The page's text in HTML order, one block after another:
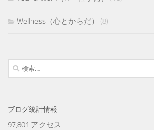
Wellness（心とからだ） (8)
検
索:
ブログ統計情報
97,801 アクセス